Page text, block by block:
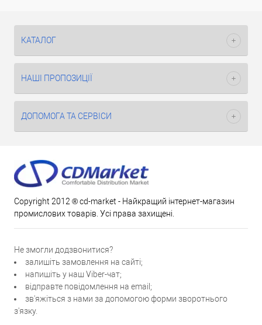
КАТАЛОГ
НАШІ ПРОПОЗИЦІЇ
ДОПОМОГА ТА СЕРВІСИ
Copyright 2012 ® cd-market - Найкращий інтернет-магазин
промислових товарів. Усі права захищені.
Не змогли додзвонитися?
залишіть замовлення на сайті;
напишіть у наш Viber-чат;
відправте повідомлення на email;
зв'яжіться з нами за допомогою форми зворотнього
з'язку.